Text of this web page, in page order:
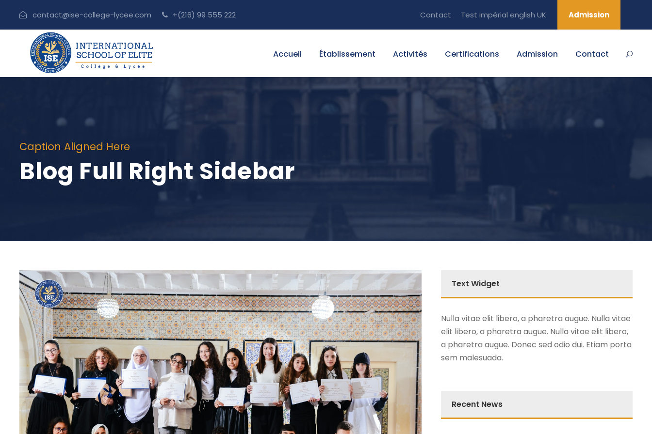
contact@ise-college-lycee.com +(216) 99 555 222 Contact Test impérial english UK Admission
Accueil Établissement Activités Certifications Admission Contact
Caption Aligned Here
Blog Full Right Sidebar
Text Widget
Nulla vitae elit libero, a pharetra augue. Nulla vitae
elit libero, a pharetra augue. Nulla vitae elit libero,
a pharetra augue. Donec sed odio dui. Etiam porta
sem malesuada.
Recent News